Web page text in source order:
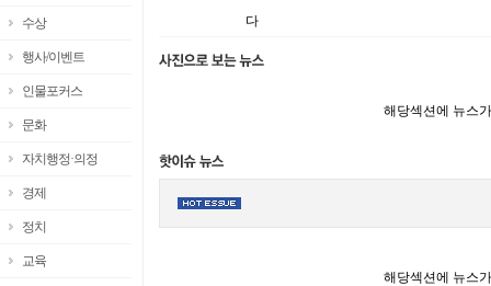
수상
행사/이벤트
인물포커스
문화
자치행정·의정
경제
정치
교육
다
해당섹션에 뉴스
해당섹션에 뉴스